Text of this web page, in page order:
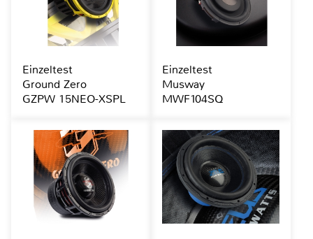
Einzeltest
Ground Zero
GZPW 15NEO-XSPL
Einzeltest
Musway
MWF104SQ